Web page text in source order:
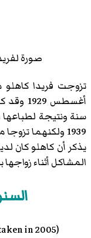
صورة
سنة ونتيجة
يذكر أن كاهلو كان
المشاكل أثناء زواجها
in 2005).